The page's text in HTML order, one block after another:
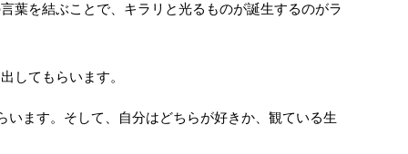
葉を結ぶことで、キラリと光るものが誕生するのがラ
してもらいます。
ます。そして、自分はどちらが好きか、観ている生